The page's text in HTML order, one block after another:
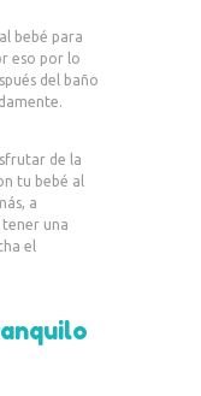
bebé para
eso por lo
del baño
de la
tu bebé al
a
una
el